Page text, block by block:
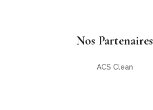
Nos Partenaires
ACS Clean